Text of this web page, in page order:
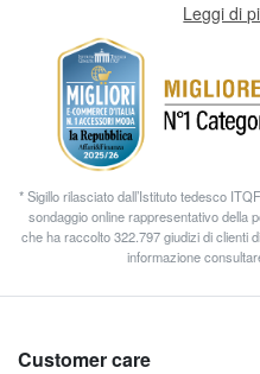
Leggi di
* Sigillo rilasciato dall’Istituto tedesco
sondaggio online rappresentativo della
che ha raccolto 322.797 giudizi di clienti
informazione
Customer care